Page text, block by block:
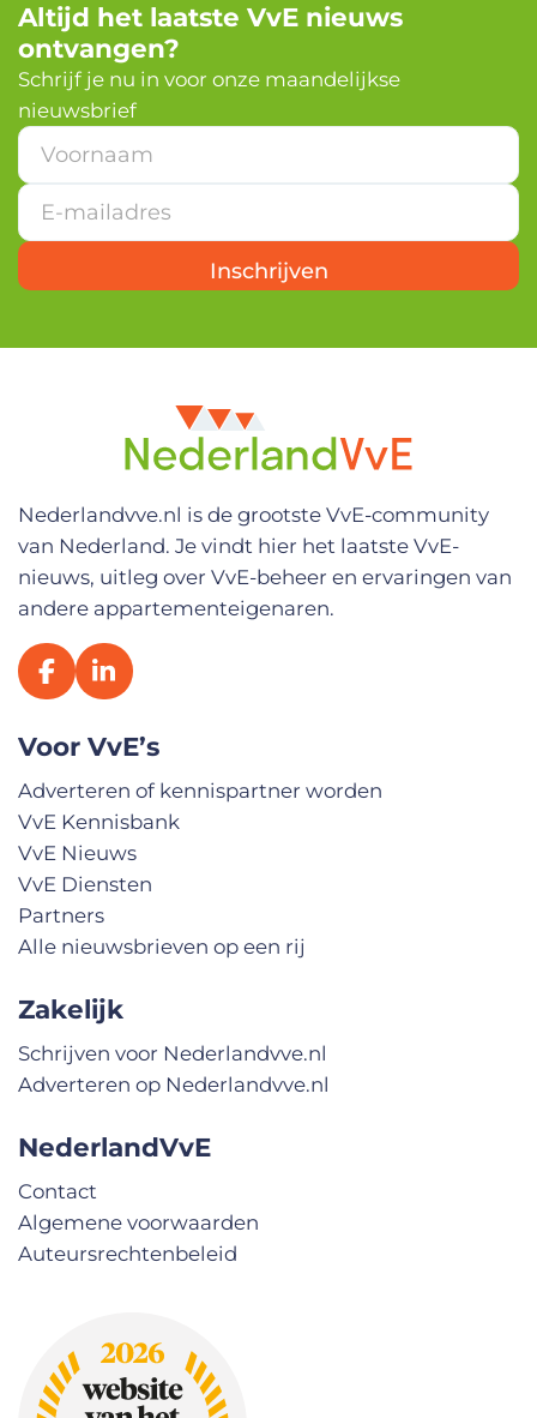
Altijd het laatste VvE nieuws
ontvangen?
Schrijf je nu in voor onze maandelijkse
nieuwsbrief
E
m
i
l
a
d
e
l
a
d
r
s
-
m
l
d
r
e
s
Inschrijven
Nederlandvve.nl is de grootste VvE-community
van Nederland. Je vindt hier het laatste VvE-
nieuws, uitleg over VvE-beheer en ervaringen van
andere appartementeigenaren.
Voor VvE’s
Adverteren of kennispartner worden
VvE Kennisbank
VvE Nieuws
VvE Diensten
Partners
Alle nieuwsbrieven op een rij
Zakelijk
Schrijven voor Nederlandvve.nl
Adverteren op Nederlandvve.nl
NederlandVvE
Contact
Algemene voorwaarden
Auteursrechtenbeleid